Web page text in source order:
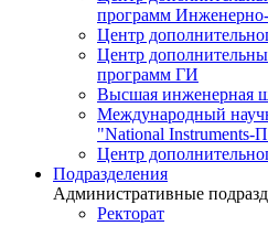
программ Инженерно-
Центр
Центр
программ ГИ
Высшая инженерная
Международный
"National Instruments-
Центр
Подразделения
Административные
Ректорат